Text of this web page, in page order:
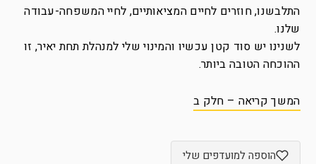
התלבשנו, חוזרים לחיים המציאותיים, לחיי המשפחה-עבודה
שלנו.
לשנינו יש סוד קטן עכשיו והמינוי שלי למנהלת תחת יאיר, זו
ההוכחה הטובה ביותר.
המשך קריאה – חלק ב
הוספה למועדפים שלי